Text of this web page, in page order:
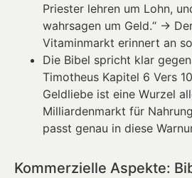
Priester lehren um Lohn,
wahrsagen um Geld.“ →
Vitaminmarkt erinnert an
Die Bibel spricht klar gegen
Timotheus Kapitel 6 Vers
Geldliebe ist eine Wurzel
Milliardenmarkt für
passt genau in diese
Kommerzielle Aspekte: